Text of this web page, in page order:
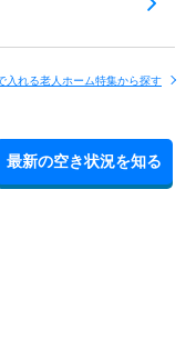
入れる老人ホーム特集から探す
最新の空き状況を知る